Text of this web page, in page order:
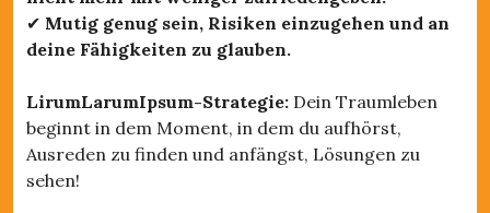
✔ Mutig genug sein, Risiken einzugehen und an
deine Fähigkeiten zu glauben.
LirumLarumIpsum-Strategie: Dein Traumleben
beginnt in dem Moment, in dem du aufhörst,
Ausreden zu finden und anfängst, Lösungen zu
sehen!